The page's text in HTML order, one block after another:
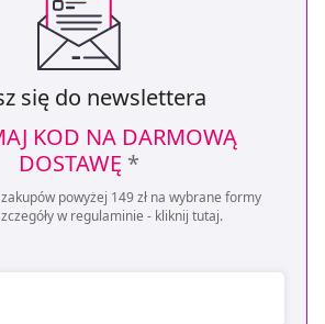
się do newslettera
KOD NA DARMOWĄ
DOSTAWĘ *
powyżej 149 zł na wybrane formy
w regulaminie - kliknij tutaj.